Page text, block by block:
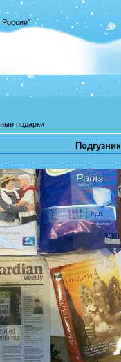
России"
подарки